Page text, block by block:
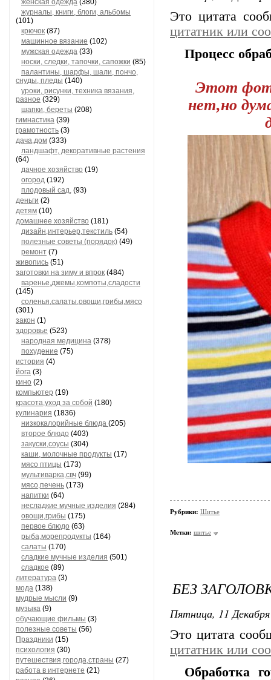
женская одежда (380)
журналы, книги, блоги, альбомы
(101)
крючок (87)
машинное вязание (102)
мужская одежда (33)
носки, следки, тапочки, сапожки (85)
палантины, шарфы, шали, пончо,
снуды, пледы (140)
уроки, рисунки, техника вязания,
разное (329)
шапки, береты (208)
гимнастика (39)
грамотность (3)
дача,дом (333)
ландшафт, декоративные растения
(64)
дачное хозяйство (19)
огород (192)
плодовый сад, (93)
деньги (2)
детям (10)
домашнее хозяйство (181)
дизайн,интерьер,текстиль (54)
полезные советы (порядок) (49)
ремонт (7)
живопись (51)
заготовки на зиму и впрок (484)
варенье,джемы,компоты,сладости
(145)
соленья,салаты,овощи,грибы,мясо
(301)
закон (1)
здоровье (523)
народная медицина (378)
похудение (75)
история (4)
йога (3)
кино (2)
компьютер (19)
красота,уход за собой (180)
кулинария (1836)
низкокалорийные блюда (205)
второе блюдо (403)
закуски,соусы (304)
каши, молочные продукты (17)
мясо птицы (173)
мультиварка,свч (99)
мясо,печень (173)
напитки (64)
несладкие мучные изделия (284)
овощи,грибы (175)
первое блюдо (63)
рыба,морепродукты (164)
салаты (170)
сладкие мучные изделия (501)
сладкое (89)
литература (3)
мода (138)
мудрые мысли (9)
музыка (9)
обучающие фильмы (3)
полезные советы (56)
Праздники (15)
психология (30)
путешествия,города,страны (27)
работа в интернете (21)
Это цитата
цитатник или
Процесс
Этот
нет,но
Рубрики: Шитье
Метки: шитье
БЕЗ
Пятница, 11
Это цитата
цитатник или
Обработка